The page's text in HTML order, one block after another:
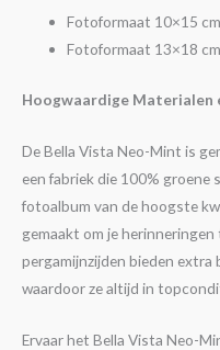
Fotoformaat 10×15
Fotoformaat 13×18
Hoogwaardige Materialen
De Bella Vista Neo-Mint is
een fabriek die 100%
fotoalbum van de hoogste
gemaakt om je
pergamijnzijden bieden extra
waardoor ze altijd in
Ervaar het Bella Vista Neo-